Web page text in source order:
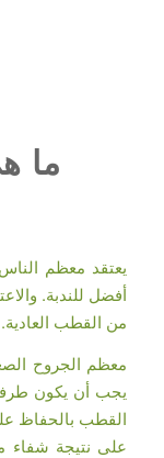
ما
يعتقد معظم
أفضل للندبة.
من القطب العادية.
معظم الجروح
يجب أن يكون
القطب بالحفاظ
على نتيجة شفاء